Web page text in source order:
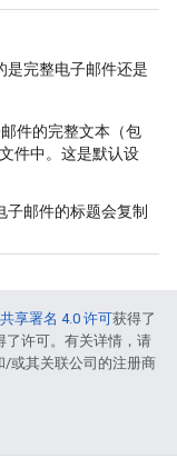
是完整电子邮件还是
邮件的完整文本（包
件中。这是默认设
子邮件的标题会复制
享署名 4.0 许可获得了
了许可。有关详情，请
/或其关联公司的注册商